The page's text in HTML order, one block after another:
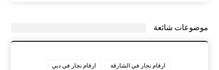
موضوعات شائعة
ارقام نجار في الشارقة ارقام نجار في دبي